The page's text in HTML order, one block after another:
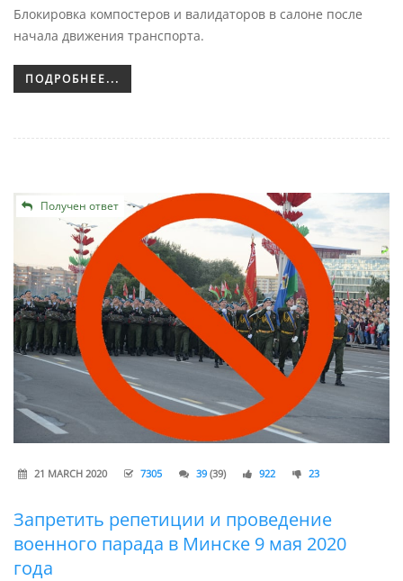
Блокировка компостеров и валидаторов в салоне после
начала движения транспорта.
ПОДРОБНЕЕ...
Получен ответ
21 MARCH 2020 7305 39 (39) 922 23
Запретить репетиции и проведение
военного парада в Минске 9 мая 2020
года